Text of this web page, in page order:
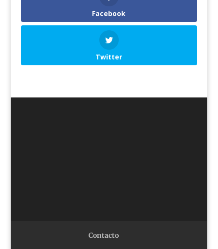
Facebook
Twitter
Contacto